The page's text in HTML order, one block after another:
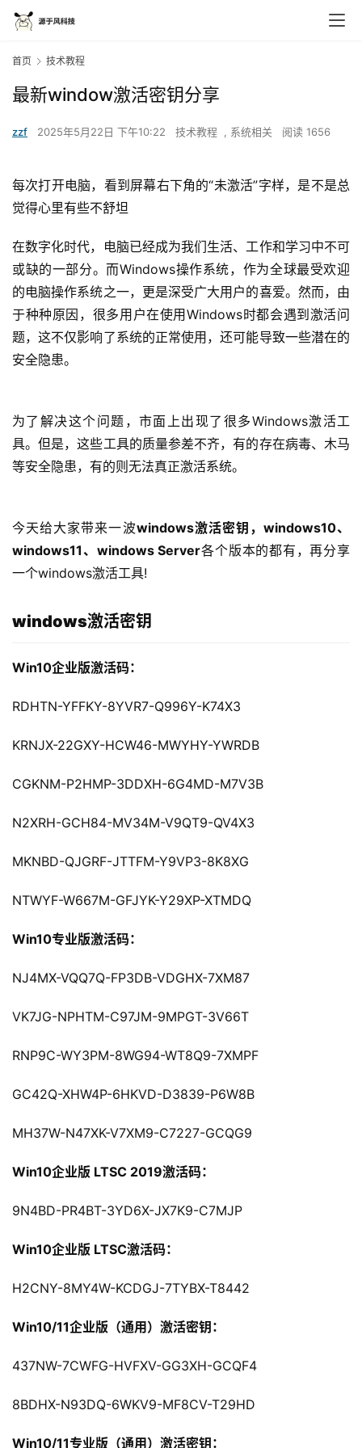
首页 技术教程
最新window激活密钥分享
zzf 2025年5月22日 下午10:22 技术教程 , 系统相关 阅读 1656
每次打开电脑，看到屏幕右下角的“未激活”字样，是不是总
觉得心里有些不舒坦
在数字化时代，电脑已经成为我们生活、工作和学习中不可
或缺的一部分。而Windows操作系统，作为全球最受欢迎
的电脑操作系统之一，更是深受广大用户的喜爱。然而，由
于种种原因，很多用户在使用Windows时都会遇到激活问
题，这不仅影响了系统的正常使用，还可能导致一些潜在的
安全隐患。
为了解决这个问题，市面上出现了很多Windows激活工
具。但是，这些工具的质量参差不齐，有的存在病毒、木马
等安全隐患，有的则无法真正激活系统。
今天给大家带来一波windows激活密钥，windows10、
windows11、windows Server各个版本的都有，再分享
一个windows激活工具!
windows激活密钥
Win10企业版激活码：
RDHTN-YFFKY-8YVR7-Q996Y-K74X3
KRNJX-22GXY-HCW46-MWYHY-YWRDB
CGKNM-P2HMP-3DDXH-6G4MD-M7V3B
N2XRH-GCH84-MV34M-V9QT9-QV4X3
MKNBD-QJGRF-JTTFM-Y9VP3-8K8XG
NTWYF-W667M-GFJYK-Y29XP-XTMDQ
Win10专业版激活码：
NJ4MX-VQQ7Q-FP3DB-VDGHX-7XM87
VK7JG-NPHTM-C97JM-9MPGT-3V66T
RNP9C-WY3PM-8WG94-WT8Q9-7XMPF
GC42Q-XHW4P-6HKVD-D3839-P6W8B
MH37W-N47XK-V7XM9-C7227-GCQG9
Win10企业版 LTSC 2019激活码：
9N4BD-PR4BT-3YD6X-JX7K9-C7MJP
Win10企业版 LTSC激活码：
H2CNY-8MY4W-KCDGJ-7TYBX-T8442
Win10/11企业版（通用）激活密钥：
437NW-7CWFG-HVFXV-GG3XH-GCQF4
8BDHX-N93DQ-6WKV9-MF8CV-T29HD
Win10/11专业版（通用）激活密钥：